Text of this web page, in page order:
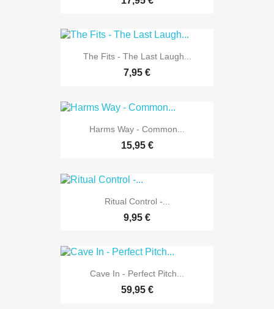
The Fits - The Last Laugh...
7,95 €
Harms Way - Common...
15,95 €
Ritual Control -...
9,95 €
Cave In - Perfect Pitch...
59,95 €